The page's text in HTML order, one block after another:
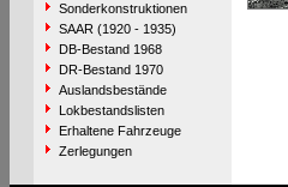
Sonderkonstruktionen
SAAR (1920 - 1935)
DB-Bestand 1968
DR-Bestand 1970
Auslandsbestände
Lokbestandslisten
Erhaltene Fahrzeuge
Zerlegungen